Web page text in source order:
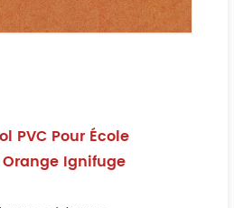
PVC Pour École
Ignifuge